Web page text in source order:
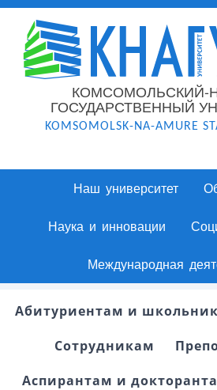
КОМСОМОЛЬСКИЙ-
ГОСУДАРСТВЕННЫЙ
KOMSOMOLSK-NA-AMURE
Наш университет
Наука и инновации
Международная
Абитуриентам и
Сотрудникам
Аспирантам и